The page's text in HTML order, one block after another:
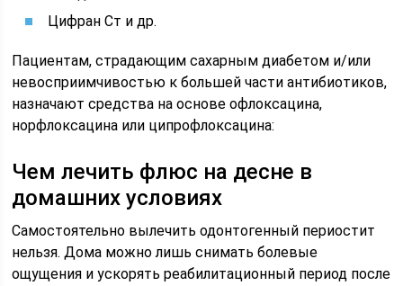
Цифран Ст и др.
Пациентам, страдающим сахарным диабетом и/или
невосприимчивостью к большей части антибиотиков,
назначают средства на основе офлоксацина,
норфлоксацина или ципрофлоксацина:
Чем лечить флюс на десне в
домашних условиях
Самостоятельно вылечить одонтогенный периостит
нельзя. Дома можно лишь снимать болевые
ощущения и ускорять реабилитационный период после